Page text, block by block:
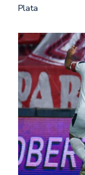
Plata